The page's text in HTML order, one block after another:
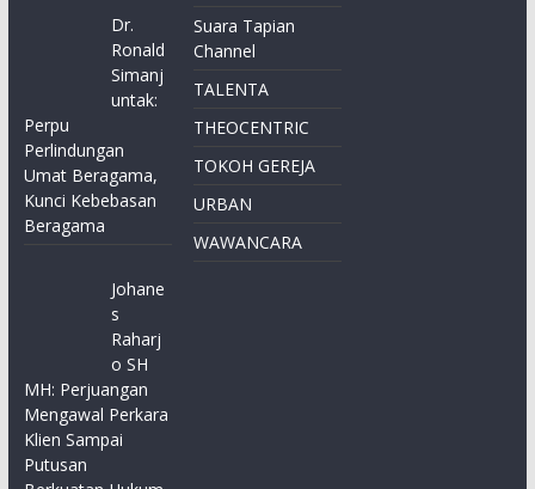
Dr.
Ronald
Simanj
untak:
Perpu
Perlindungan
Umat Beragama,
Kunci Kebebasan
Beragama
Johane
s
Raharj
o SH
MH: Perjuangan
Mengawal Perkara
Klien Sampai
Putusan
Suara Tapian
Channel
TALENTA
THEOCENTRIC
TOKOH GEREJA
URBAN
WAWANCARA